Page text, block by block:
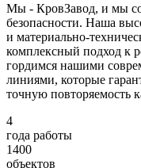
Мы - КровЗавод, и мы
безопасности. Наша
и материально-
комплексный подход к
гордимся нашими
линиями, которые
точную повторяемость
4
года работы
1400
объектов